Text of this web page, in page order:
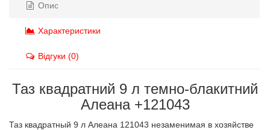
Опис
Характеристики
Відгуки (0)
Таз квадратний 9 л темно-блакитний
Алеана +121043
Таз квадратный 9 л Алеана 121043 незаменимая в хозяйстве